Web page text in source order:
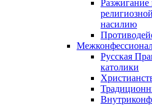
насилию
Русская
католики